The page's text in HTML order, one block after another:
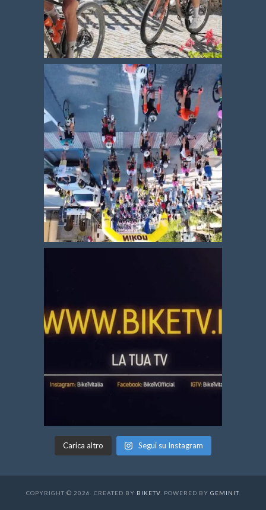
Carica altro Segui su Instagram
COPYRIGHT © 2026. CREATED BY BIKETV. POWERED BY GEMINIT.